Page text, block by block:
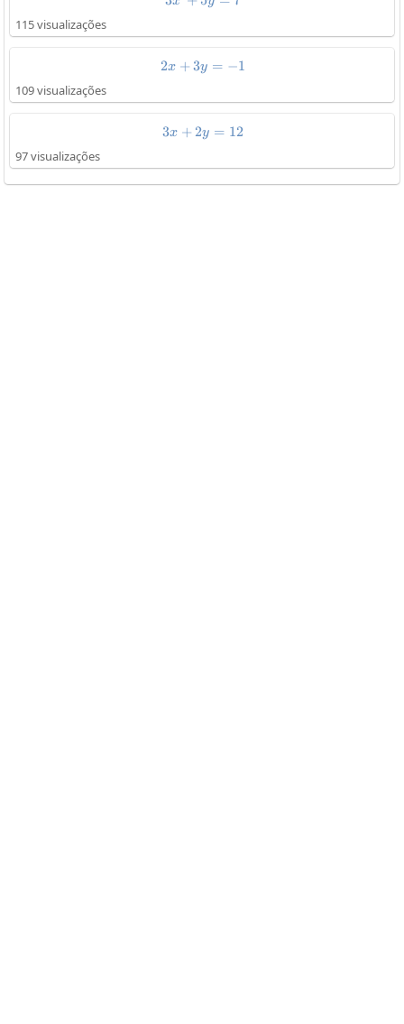
115 visualizações
2x+3y=-1
2x + 3y = −1
109 visualizações
3x+2y=12
3x + 2y = 12
97 visualizações